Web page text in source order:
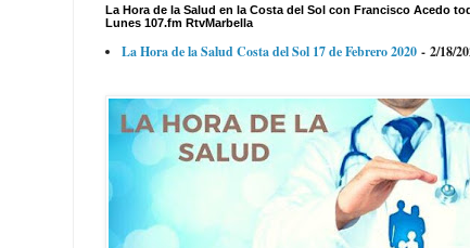
La Hora de la Salud en la Costa del Sol con Francisco Acedo
Lunes 107.fm RtvMarbella
La Hora de la Salud Costa del Sol 17 de Febrero 2020 - 2/18/